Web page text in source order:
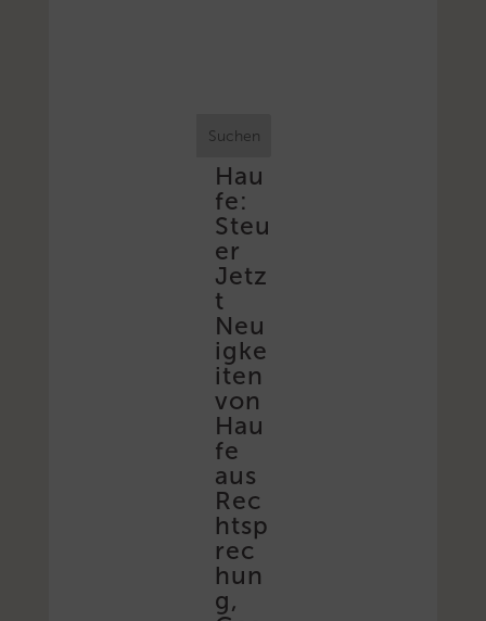
Suchen
Hau
fe:
Steu
er
Jetz
t
Neu
igke
iten
von
Hau
fe
aus
Rec
htsp
rec
hun
g,